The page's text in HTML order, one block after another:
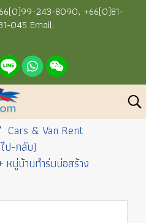
243-8090, +66(0)81-
045 Email:
Cars & Van Rent
ป-กลับ)
หมู่บ้านทำร่มบ่อสร้าง